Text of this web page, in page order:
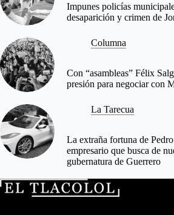
Impunes policías
desaparición y crimen de
Columna
Con “asambleas” Félix
presión para negociar con
La Tarecua
La extraña fortuna de
empresario que busca de
gubernatura de Guerrero